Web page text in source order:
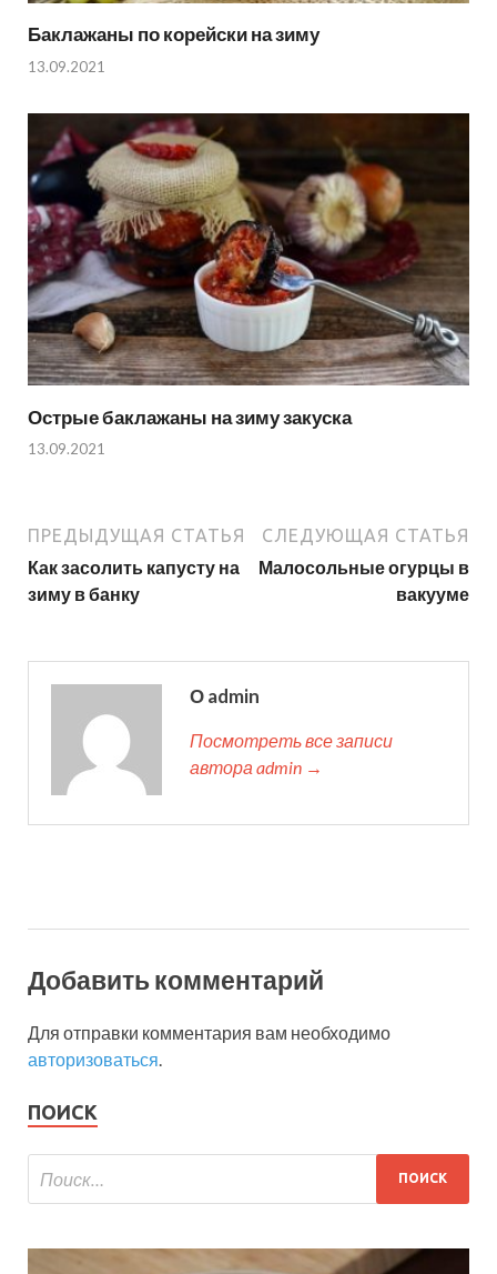
Баклажаны по корейски на зиму
13.09.2021
Острые баклажаны на зиму закуска
13.09.2021
ПРЕДЫДУЩАЯ СТАТЬЯ
Как засолить капусту на
зиму в банку
СЛЕДУЮЩАЯ СТАТЬЯ
Малосольные огурцы в
вакууме
О admin
Посмотреть все записи
автора admin →
Добавить комментарий
Для отправки комментария вам необходимо
авторизоваться
ПОИСК